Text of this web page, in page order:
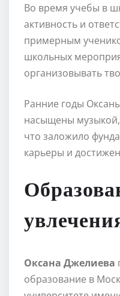
Во время учебы в
активность и
примерным
школьных
организовывать
Ранние годы
насыщены
что заложило
карьеры и
Оксана Джелиева
образование в